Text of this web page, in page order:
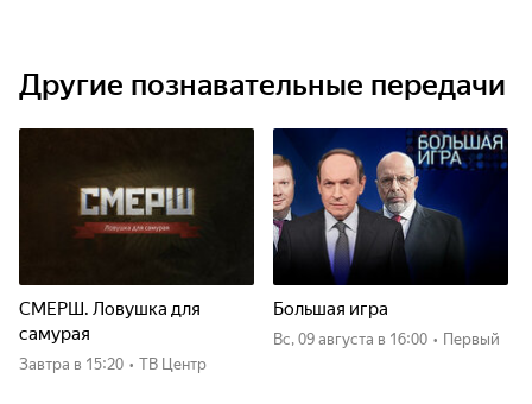
Другие познавательные передачи
СМЕРШ. Ловушка для
самурая
Завтра в 15:20 • ТВ Центр
Большая игра
вс, 09 августа в 16:00 • Первый